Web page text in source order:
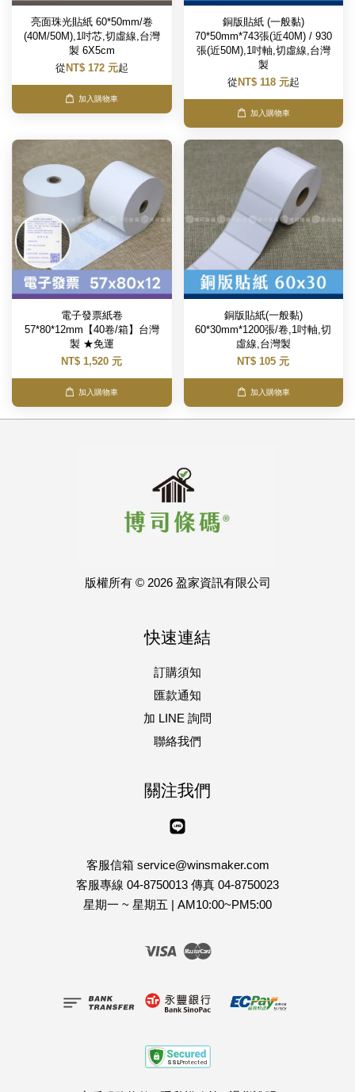
亮面珠光貼紙 60*50mm/卷
(40M/50M),1吋芯,切虛線,台灣
製 6X5cm
從 NT$ 172 元起
加入購物車
銅版貼紙 (一般黏)
70*50mm*743張(近40M) / 930
張(近50M),1吋軸,切虛線,台灣
製
從 NT$ 118 元起
加入購物車
電子發票紙卷
57*80*12mm【40卷/箱】台灣
製 ★免運
NT$ 1,520 元
加入購物車
銅版貼紙(一般黏)
60*30mm*1200張/卷,1吋軸,切
虛線,台灣製
NT$ 105 元
加入購物車
版權所有 © 2026 盈家資訊有限公司
快速連結
訂購須知
匯款通知
加 LINE 詢問
聯絡我們
關注我們
客服信箱 service@winsmaker.com
客服專線 04-8750013 傳真 04-8750023
星期一 ~ 星期五 | AM10:00~PM5:00
Visa Master